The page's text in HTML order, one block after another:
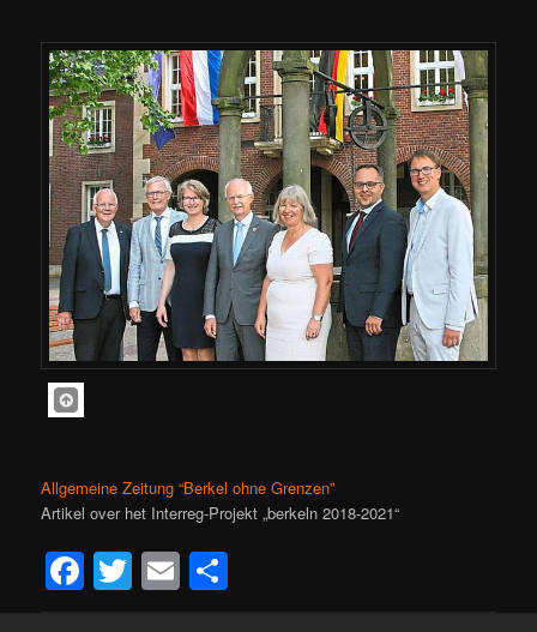
Allgemeine Zeitung “Berkel ohne Grenzen”
Artikel over het Interreg-Projekt „berkeln 2018-2021“
Facebook
Twitter
Email